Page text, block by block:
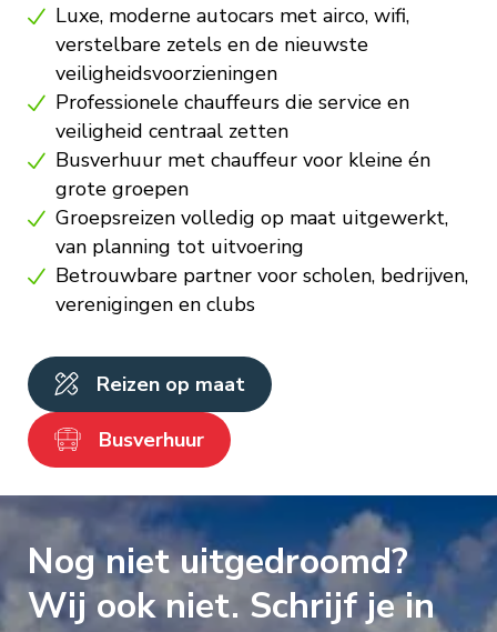
Luxe, moderne autocars met airco, wifi,
verstelbare zetels en de nieuwste
veiligheidsvoorzieningen
Professionele chauffeurs die service en
veiligheid centraal zetten
Busverhuur met chauffeur voor kleine én
grote groepen
Groepsreizen volledig op maat uitgewerkt,
van planning tot uitvoering
Betrouwbare partner voor scholen, bedrijven,
verenigingen en clubs
Reizen op maat
Busverhuur
Nog niet uitgedroomd?
Wij ook niet. Schrijf je in